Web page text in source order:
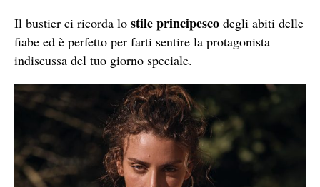
Il bustier ci ricorda lo stile principesco degli abiti delle
fiabe ed è perfetto per farti sentire la protagonista
indiscussa del tuo giorno speciale.